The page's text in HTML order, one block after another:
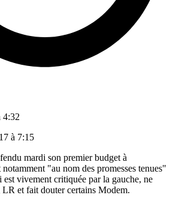
4:32
à 7:15
mardi son premier budget à
"au nom des promesses tenues"
vivement critiquée par la gauche, ne
LR et fait douter certains Modem.